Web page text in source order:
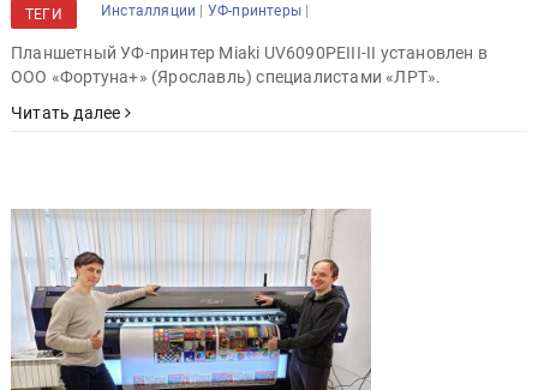
ТЕГИ Инсталляции | УФ-принтеры |
Планшетный УФ-принтер Miaki UV6090PEIII-II установлен в
ООО «Фортуна+» (Ярославль) специалистами «ЛРТ».
Читать далее